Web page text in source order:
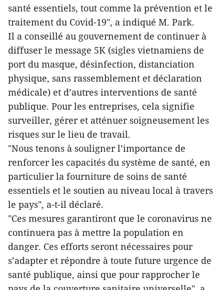
santé essentiels, tout comme la prévention et le
traitement du Covid-19", a indiqué M. Park.
Il a conseillé au gouvernement de continuer à
diffuser le message 5K (sigles vietnamiens de
port du masque, désinfection, distanciation
physique, sans rassemblement et déclaration
médicale) et d’autres interventions de santé
publique. Pour les entreprises, cela signifie
surveiller, gérer et atténuer soigneusement les
risques sur le lieu de travail.
"Nous tenons à souligner l’importance de
renforcer les capacités du système de santé, en
particulier la fourniture de soins de santé
essentiels et le soutien au niveau local à travers
le pays", a-t-il déclaré.
"Ces mesures garantiront que le coronavirus ne
continuera pas à mettre la population en
danger. Ces efforts seront nécessaires pour
s’adapter et répondre à toute future urgence de
santé publique, ainsi que pour rapprocher le